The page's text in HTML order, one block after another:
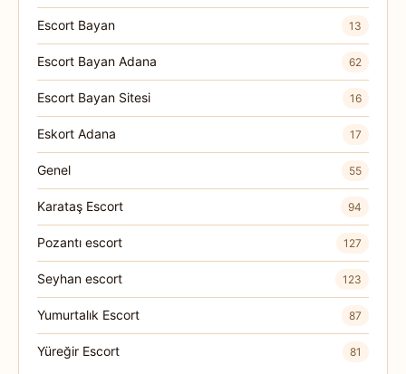
Escort Bayan 13
Escort Bayan Adana 62
Escort Bayan Sitesi 16
Eskort Adana 17
Genel 55
Karataş Escort 94
Pozantı escort 127
Seyhan escort 123
Yumurtalık Escort 87
Yüreğir Escort 81